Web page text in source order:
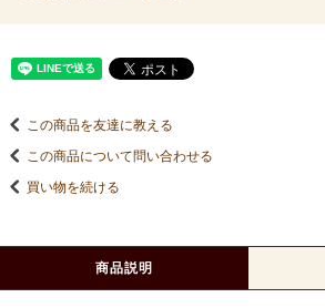
この商品を友達に教える
この商品について問い合わせる
買い物を続ける
商品説明